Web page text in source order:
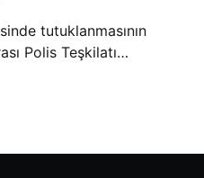
tutuklanmasının
Polis Teşkilatı